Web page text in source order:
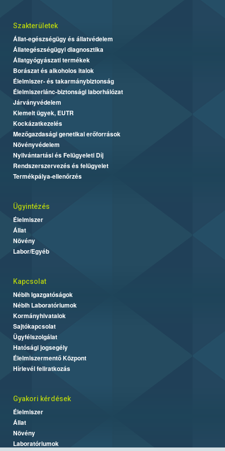
Szakterületek
Állat-egészségügy és állatvédelem
Állategészségügyi diagnosztika
Állatgyógyászati termékek
Borászat és alkoholos italok
Élelmiszer- és takarmánybiztonság
Élelmiszerlánc-biztonsági laborhálózat
Járványvédelem
Kiemelt ügyek, EUTR
Kockázatkezelés
Mezőgazdasági genetikai erőforrások
Növényvédelem
Nyilvántartási és Felügyeleti Díj
Rendszerszervezés és felügyelet
Termékpálya-ellenőrzés
Ügyintézés
Élelmiszer
Állat
Növény
Labor/Egyéb
Kapcsolat
Nébih Igazgatóságok
Nébih Laboratóriumok
Kormányhivatalok
Sajtókapcsolat
Ügyfélszolgálat
Hatósági jogsegély
Élelmiszermentő Központ
Hírlevél feliratkozás
Gyakori kérdések
Élelmiszer
Állat
Növény
Laboratóriumok